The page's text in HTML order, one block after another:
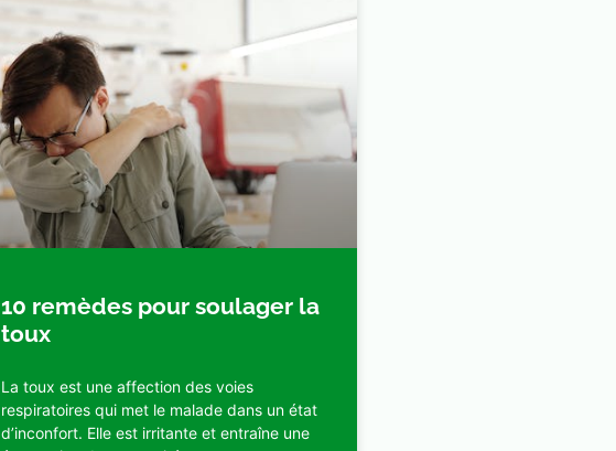
10 remèdes pour soulager la
toux
La toux est une affection des voies
respiratoires qui met le malade dans un état
d’inconfort. Elle est irritante et entraîne une